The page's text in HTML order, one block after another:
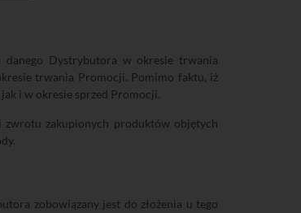
danego Dystrybutora w okresie trwania
trwania Promocji. Pomimo faktu, iż
i w okresie sprzed Promocji.
zwrotu zakupionych produktów objętych
zobowiązany jest do złożenia u tego